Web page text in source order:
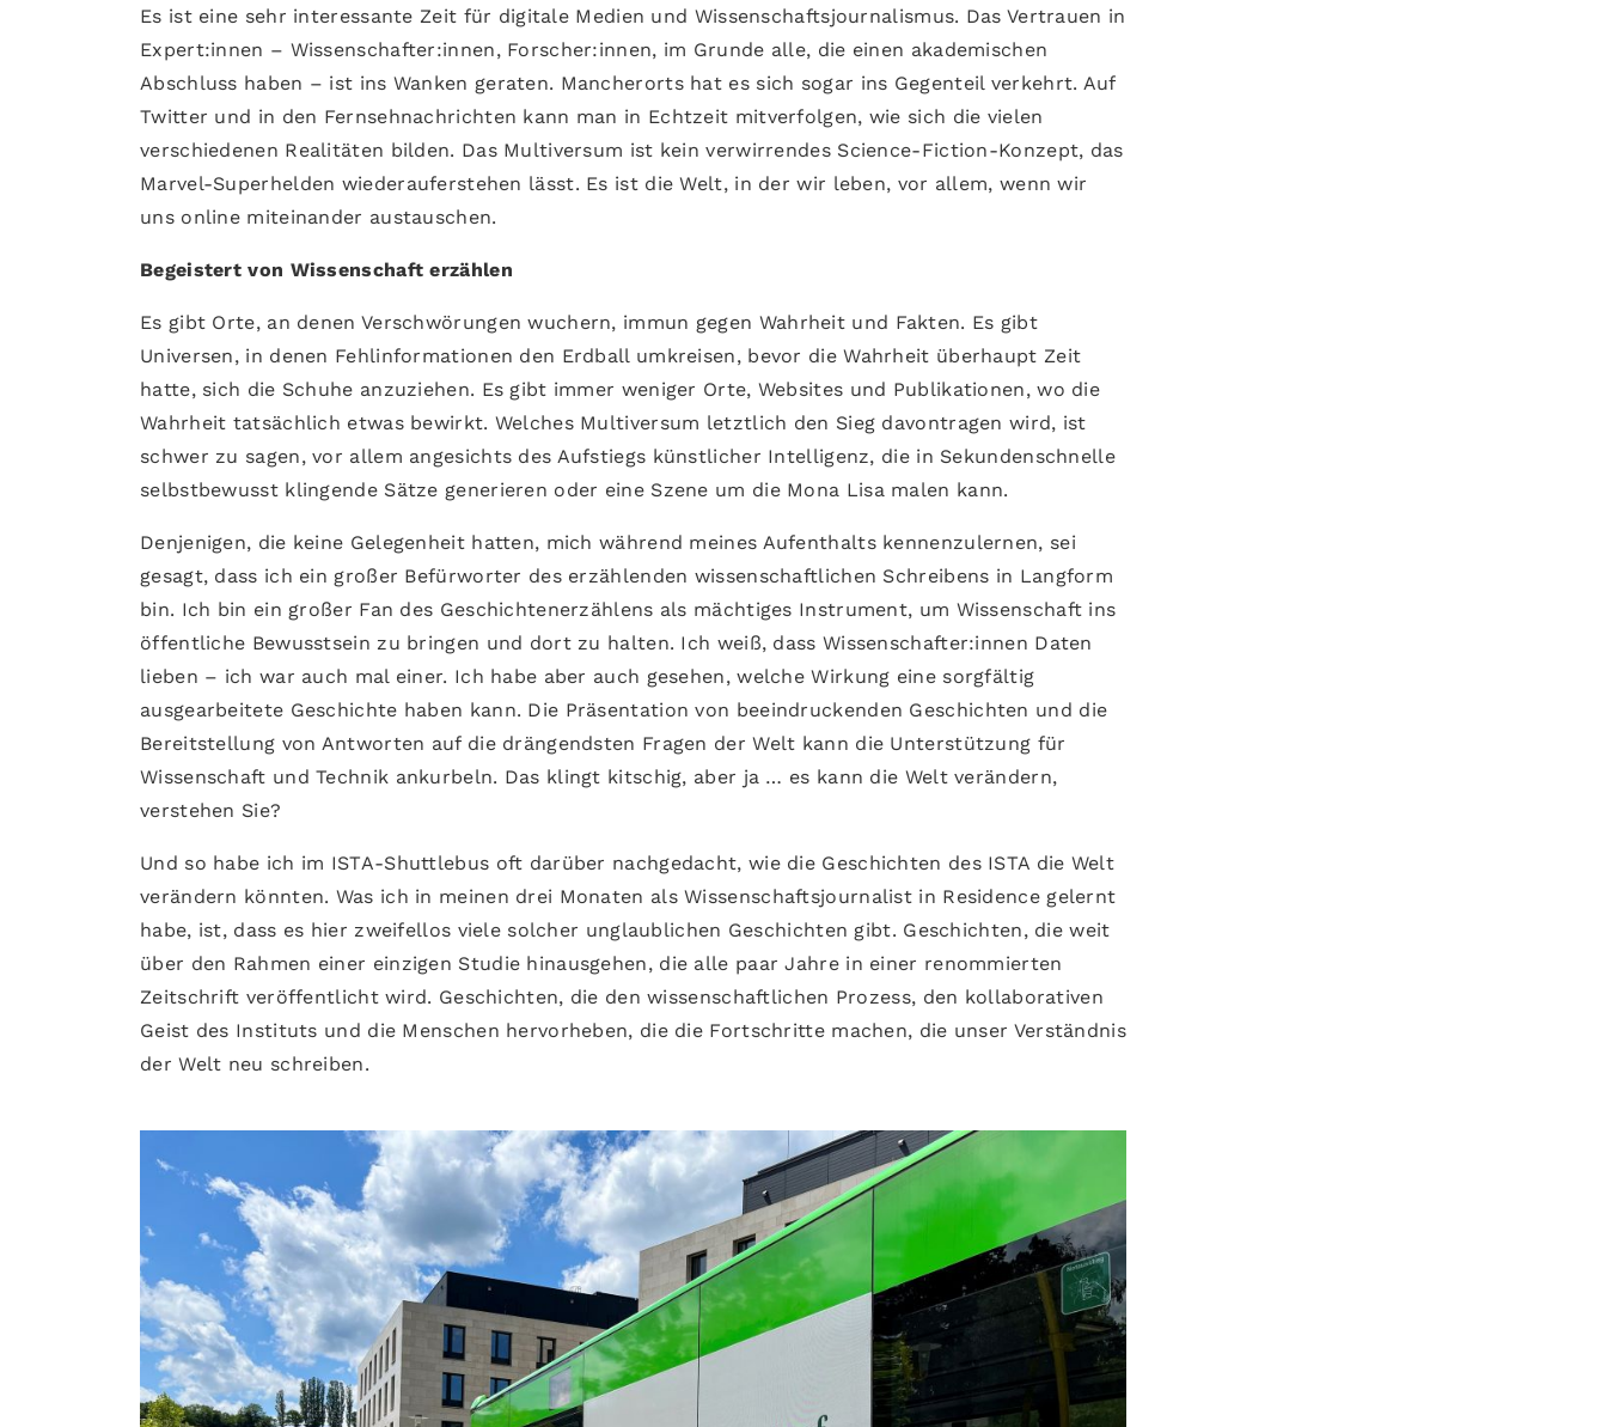
Es ist eine sehr interessante Zeit für digitale Medien und Wissenschaftsjournalismus. Das Vertrauen in
Expert:innen – Wissenschafter:innen, Forscher:innen, im Grunde alle, die einen akademischen
Abschluss haben – ist ins Wanken geraten. Mancherorts hat es sich sogar ins Gegenteil verkehrt. Auf
Twitter und in den Fernsehnachrichten kann man in Echtzeit mitverfolgen, wie sich die vielen
verschiedenen Realitäten bilden. Das Multiversum ist kein verwirrendes Science-Fiction-Konzept, das
Marvel-Superhelden wiederauferstehen lässt. Es ist die Welt, in der wir leben, vor allem, wenn wir
uns online miteinander austauschen.
Begeistert von Wissenschaft erzählen
Es gibt Orte, an denen Verschwörungen wuchern, immun gegen Wahrheit und Fakten. Es gibt
Universen, in denen Fehlinformationen den Erdball umkreisen, bevor die Wahrheit überhaupt Zeit
hatte, sich die Schuhe anzuziehen. Es gibt immer weniger Orte, Websites und Publikationen, wo die
Wahrheit tatsächlich etwas bewirkt. Welches Multiversum letztlich den Sieg davontragen wird, ist
schwer zu sagen, vor allem angesichts des Aufstiegs künstlicher Intelligenz, die in Sekundenschnelle
selbstbewusst klingende Sätze generieren oder eine Szene um die Mona Lisa malen kann.
Denjenigen, die keine Gelegenheit hatten, mich während meines Aufenthalts kennenzulernen, sei
gesagt, dass ich ein großer Befürworter des erzählenden wissenschaftlichen Schreibens in Langform
bin. Ich bin ein großer Fan des Geschichtenerzählens als mächtiges Instrument, um Wissenschaft ins
öffentliche Bewusstsein zu bringen und dort zu halten. Ich weiß, dass Wissenschafter:innen Daten
lieben – ich war auch mal einer. Ich habe aber auch gesehen, welche Wirkung eine sorgfältig
ausgearbeitete Geschichte haben kann. Die Präsentation von beeindruckenden Geschichten und die
Bereitstellung von Antworten auf die drängendsten Fragen der Welt kann die Unterstützung für
Wissenschaft und Technik ankurbeln. Das klingt kitschig, aber ja … es kann die Welt verändern,
verstehen Sie?
Und so habe ich im ISTA-Shuttlebus oft darüber nachgedacht, wie die Geschichten des ISTA die Welt
verändern könnten. Was ich in meinen drei Monaten als Wissenschaftsjournalist in Residence gelernt
habe, ist, dass es hier zweifellos viele solcher unglaublichen Geschichten gibt. Geschichten, die weit
über den Rahmen einer einzigen Studie hinausgehen, die alle paar Jahre in einer renommierten
Zeitschrift veröffentlicht wird. Geschichten, die den wissenschaftlichen Prozess, den kollaborativen
Geist des Instituts und die Menschen hervorheben, die die Fortschritte machen, die unser Verständnis
der Welt neu schreiben.